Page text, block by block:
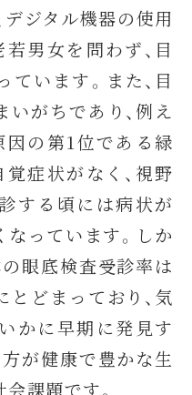
デジタル機器の使用
男女を問わず、目
います。また、目
がちであり、例え
因の第1位である緑
症状がなく、視野
する頃には病状が
っています。しか
眼底検査受診率は
どまっており、気
かに早期に発見す
が健康で豊かな生
課題です。